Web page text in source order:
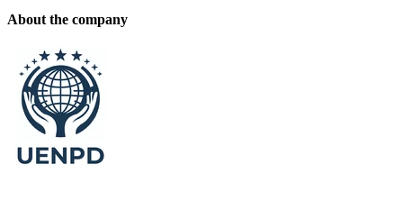
About the company